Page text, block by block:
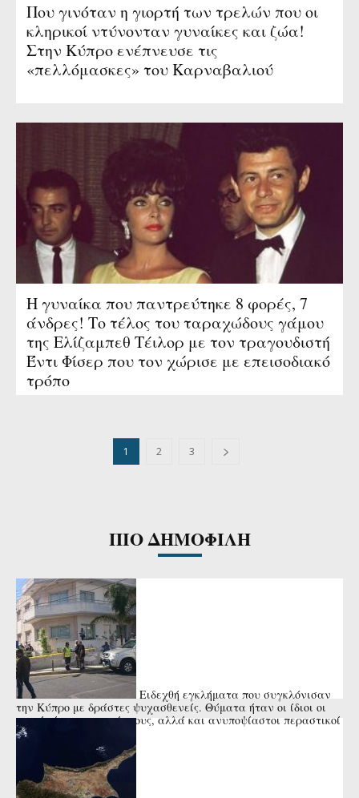
Που γινόταν η γιορτή των τρελών που οι
κληρικοί ντύνονταν γυναίκες και ζώα!
Στην Κύπρο ενέπνευσε τις
«πελλόμασκες» του Καρναβαλιού
Η γυναίκα που παντρεύτηκε 8 φορές, 7
άνδρες! Το τέλος του ταραχώδους γάμου
της Ελίζαμπεθ Τέιλορ με τον τραγουδιστή
Έντι Φίσερ που τον χώρισε με επεισοδιακό
τρόπο
1 2 3
ΠΙΟ ΔΗΜΟΦΙΛΗ
Ειδεχθή εγκλήματα που συγκλόνισαν
την Κύπρο με δράστες ψυχασθενείς. Θύματα ήταν οι ίδιοι οι
γονείς ή οι συγγενείς τους, αλλά και ανυποψίαστοι περαστικοί
ή μικρά ...